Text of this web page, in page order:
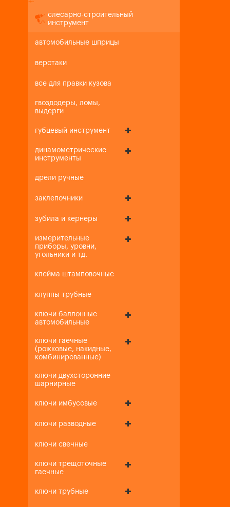
+-
слесарно-строительный
инструмент
автомобильные шприцы
верстаки
все для правки кузова
гвоздодеры, ломы,
выдерги
губцевый инструмент
динамометрические
инструменты
дрели ручные
заклепочники
зубила и кернеры
измерительные
приборы, уровни,
угольники и тд.
клейма штамповочные
клуппы трубные
ключи баллонные
автомобильные
ключи гаечные
(рожковые, накидные,
комбинированные)
ключи двухсторонние
шарнирные
ключи имбусовые
ключи разводные
ключи свечные
ключи трещоточные
гаечные
ключи трубные